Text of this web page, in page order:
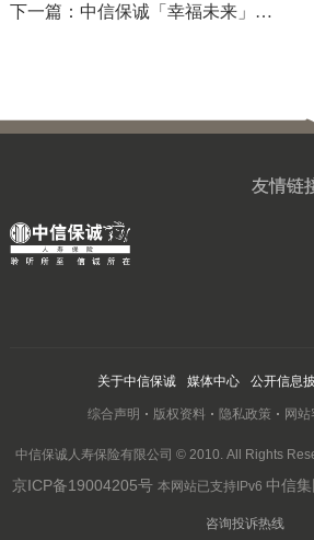
下一篇：中信保诚「幸福未来」年金保险计划B款荣获“年度金牌银保产品”奖
友情链
关于中信保诚 媒体中心 公开信息
综合声明 版权资料 隐私政策 网站
中信保诚人寿保险有限公司 © 2010. All Rights
京ICP备19004205号 本网站已支持IPv6 中信
咨询投诉热线